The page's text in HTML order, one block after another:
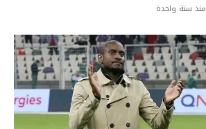
منذ سنة واحدة